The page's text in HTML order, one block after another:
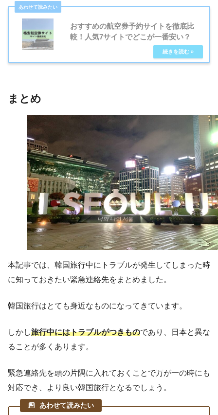
おすすめの航空券予約サイトを徹底比
較！人気7サイトでどこが一番安い？
まとめ
本記事では、韓国旅行中にトラブルが発生してしまった時
に知っておきたい緊急連絡先をまとめました。
韓国旅行はとても身近なものになってきています。
しかし旅行中にはトラブルがつきものであり、日本と異な
ることが多くあります。
緊急連絡先を頭の片隅に入れておくことで万が一の時にも
対応でき、より良い韓国旅行となるでしょう。
あわせて読みたい